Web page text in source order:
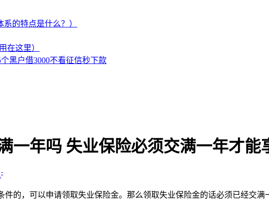
的特点是什么？）
在这里）
黑户借3000不看征信秒下款
一年吗 失业保险必须交满一年才能
-
的，可以申请领取失业保险金。那么领取失业保险金的话必须已经交